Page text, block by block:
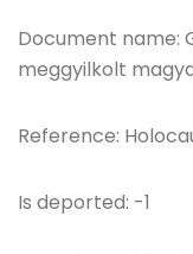
Document name:
meggyilkolt
Reference:
Is deported: -1